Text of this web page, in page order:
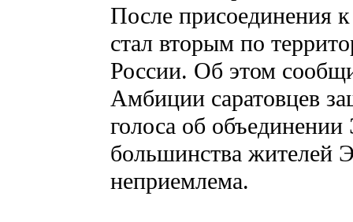
После присоединения
стал вторым по
России. Об этом
Амбиции саратовцев
голоса об
большинства жителей
неприемлема.